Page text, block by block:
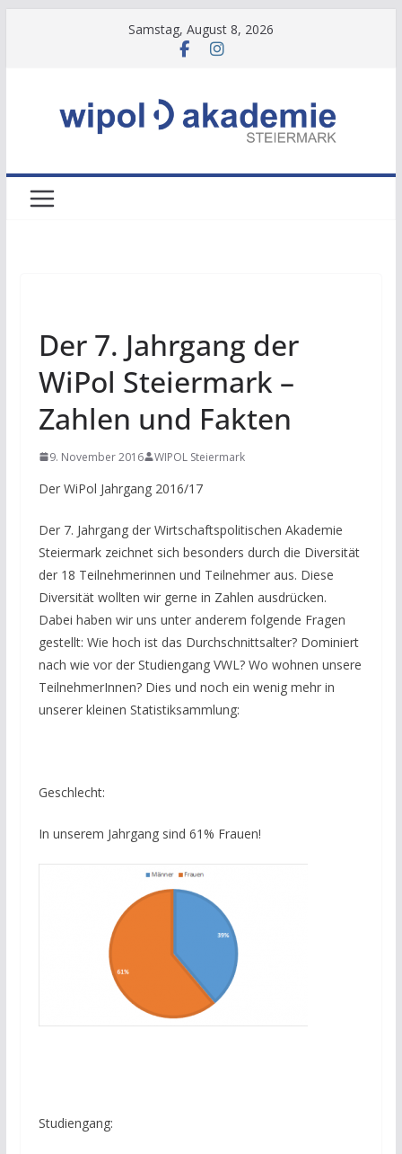
Samstag, August 8, 2026
Der 7. Jahrgang der
WiPol Steiermark –
Zahlen und Fakten
9. November 2016 WIPOL Steiermark
Der WiPol Jahrgang 2016/17
Der 7. Jahrgang der Wirtschaftspolitischen Akademie
Steiermark zeichnet sich besonders durch die Diversität
der 18 Teilnehmerinnen und Teilnehmer aus. Diese
Diversität wollten wir gerne in Zahlen ausdrücken.
Dabei haben wir uns unter anderem folgende Fragen
gestellt: Wie hoch ist das Durchschnittsalter? Dominiert
nach wie vor der Studiengang VWL? Wo wohnen unsere
TeilnehmerInnen? Dies und noch ein wenig mehr in
unserer kleinen Statistiksammlung:
Geschlecht:
In unserem Jahrgang sind 61% Frauen!
Studiengang: